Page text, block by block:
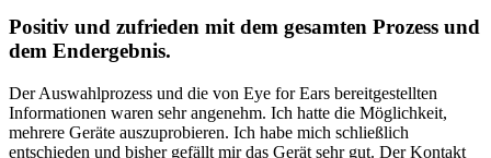
Positiv und zufrieden mit dem gesamten Prozess und
dem Endergebnis.
Der Auswahlprozess und die von Eye for Ears bereitgestellten
Informationen waren sehr angenehm. Ich hatte die Möglichkeit,
mehrere Geräte auszuprobieren. Ich habe mich schließlich
entschieden und bisher gefällt mir das Gerät sehr gut. Der Kontakt